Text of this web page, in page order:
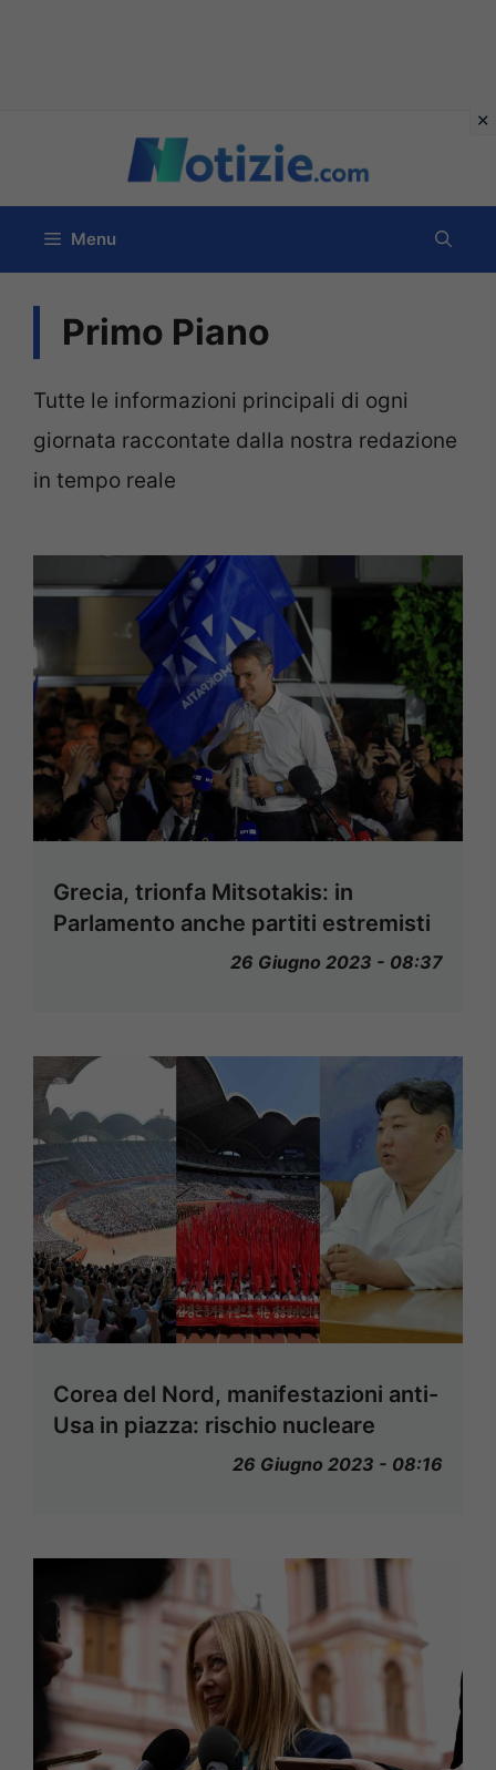
contenuto
Menu
Primo Piano
Tutte le informazioni principali di ogni
giornata raccontate dalla nostra redazione
in tempo reale
Grecia, trionfa Mitsotakis: in
Parlamento anche partiti estremisti
26 Giugno 2023 - 08:37
Corea del Nord, manifestazioni anti-
Usa in piazza: rischio nucleare
26 Giugno 2023 - 08:16